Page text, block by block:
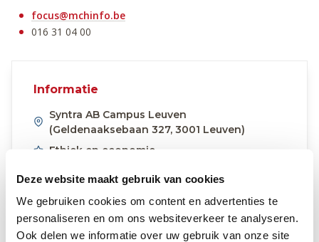
Deze website maakt gebruik van cookies
We gebruiken cookies om content en advertenties te
personaliseren en om ons websiteverkeer te analyseren.
Ook delen we informatie over uw gebruik van onze site
focus@mchinfo.be
016 31 04 00
Informatie
Syntra AB Campus Leuven
(Geldenaaksebaan 327, 3001 Leuven)
Ethiek en economie
Datum & uur
9 januari 2024
12:00